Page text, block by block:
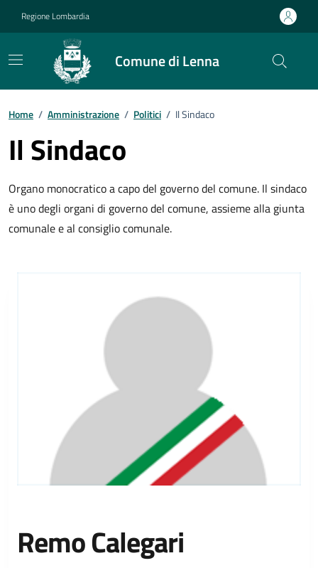
Regione Lombardia
Comune di Lenna
Home / Amministrazione / Politici / Il Sindaco
Il Sindaco
Organo monocratico a capo del governo del comune. Il sindaco
è uno degli organi di governo del comune, assieme alla giunta
comunale e al consiglio comunale.
Remo Calegari